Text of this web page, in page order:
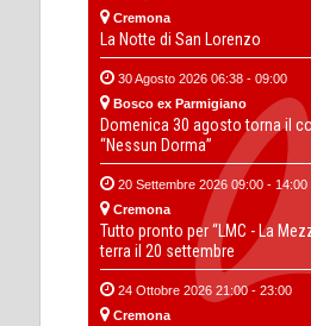
Cremona
La Notte di San Lorenzo
30 Agosto 2026 06:38 - 09:00
Bosco ex Parmigiano
Domenica 30 agosto torna il
“Nessun Dorma”
20 Settembre 2026 09:00 - 14:00
Cremona
Tutto pronto per “LMC - La
terra il 20 settembre
24 Ottobre 2026 21:00 - 23:00
Cremona